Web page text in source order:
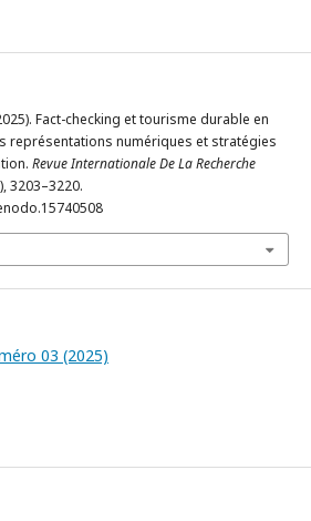
Fact-checking et tourisme durable en
représentations numériques et stratégies
Revue Internationale De La Recherche
3203–3220.
03 (2025)